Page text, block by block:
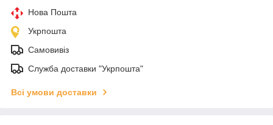
Нова Пошта
Укрпошта
Самовивіз
Служба доставки "Укрпошта"
Всі умови доставки